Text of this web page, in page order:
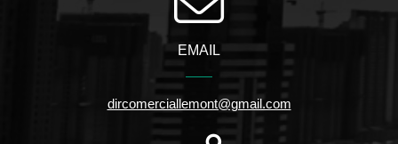
EMAIL
dircomerciallemont@gmail.com